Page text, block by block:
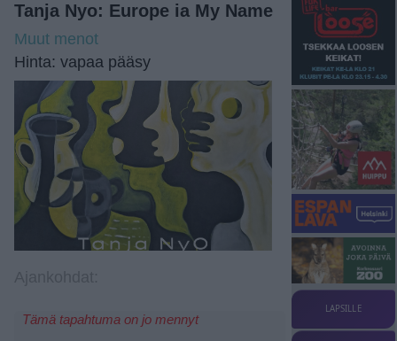
Tanja Nyo: Europe ia My Name
Muut menot
Hinta: vapaa pääsy
Tämä tapahtuma on jo mennyt
LAPSILLE